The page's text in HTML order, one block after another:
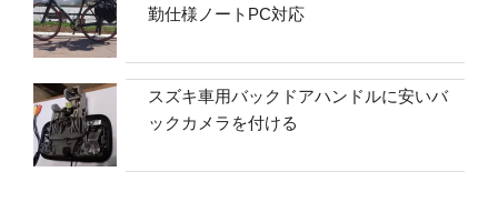
勤仕様ノートPC対応
スズキ車用バックドアハンドルに安いバ
ックカメラを付ける